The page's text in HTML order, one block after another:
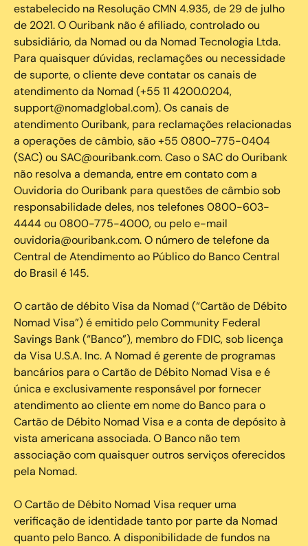
estabelecido na Resolução CMN 4.935, de 29 de julho
de 2021. O Ouribank não é afiliado, controlado ou
subsidiário, da Nomad ou da Nomad Tecnologia Ltda.
Para quaisquer dúvidas, reclamações ou necessidade
de suporte, o cliente deve contatar os canais de
atendimento da Nomad (+55 11 4200.0204,
support@nomadglobal.com). Os canais de
atendimento Ouribank, para reclamações relacionadas
a operações de câmbio, são +55 0800-775-0404
(SAC) ou SAC@ouribank.com. Caso o SAC do Ouribank
não resolva a demanda, entre em contato com a
Ouvidoria do Ouribank para questões de câmbio sob
responsabilidade deles, nos telefones 0800-603-
4444 ou 0800-775-4000, ou pelo e-mail
ouvidoria@ouribank.com. O número de telefone da
Central de Atendimento ao Público do Banco Central
do Brasil é 145.
O cartão de débito Visa da Nomad (“Cartão de Débito
Nomad Visa”) é emitido pelo Community Federal
Savings Bank (“Banco”), membro do FDIC, sob licença
da Visa U.S.A. Inc. A Nomad é gerente de programas
bancários para o Cartão de Débito Nomad Visa e é
única e exclusivamente responsável por fornecer
atendimento ao cliente em nome do Banco para o
Cartão de Débito Nomad Visa e a conta de depósito à
vista americana associada. O Banco não tem
associação com quaisquer outros serviços oferecidos
pela Nomad.
O Cartão de Débito Nomad Visa requer uma
verificação de identidade tanto por parte da Nomad
quanto pelo Banco. A disponibilidade de fundos na